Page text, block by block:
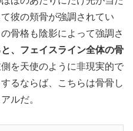
彼の頬骨が強調されてい
骨格も陰影によって強調さ
、フェイスライン全体の骨
側を天使のように非現実的で
るならば、こちらは骨骨し
ルだ。